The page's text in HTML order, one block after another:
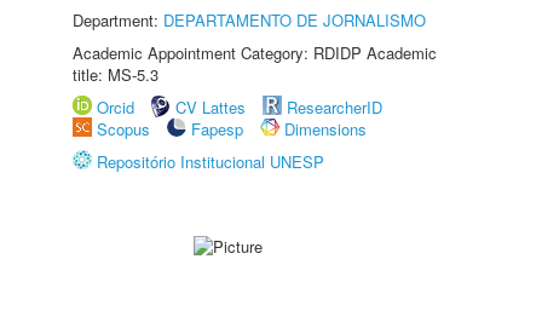
Department: DEPARTAMENTO DE JORNALISMO
Academic Appointment Category: RDIDP Academic
title: MS-5.3
Orcid
CV Lattes
ResearcherID
Scopus
Fapesp
Dimensions
Repositório Institucional UNESP